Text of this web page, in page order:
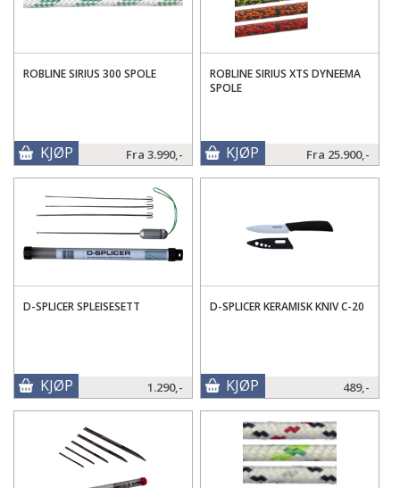
ROBLINE SIRIUS 300 SPOLE
Fra 3.990,-
KJØP
ROBLINE SIRIUS XTS DYNEEMA
SPOLE
Fra 25.900,-
KJØP
D-SPLICER SPLEISESETT
1.290,-
KJØP
D-SPLICER KERAMISK KNIV C-20
489,-
KJØP